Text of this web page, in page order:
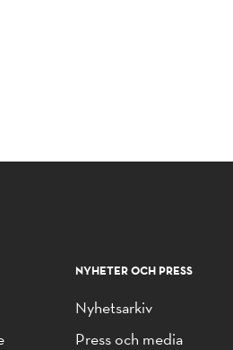
NYHETER OCH PRESS
Nyhetsarkiv
Press och media